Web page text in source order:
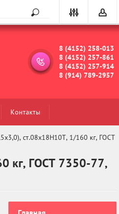
8 (4152) 258-013
8 (4152) 257-861
8 (4152) 257-914
8 (914) 789-2957
Контакты
ст.08х18Н10Т, 1/160 кг, ГОСТ
кг, ГОСТ 7350-77,